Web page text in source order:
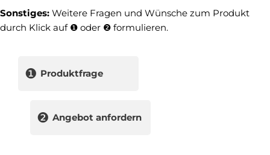
Sonstiges: Weitere Fragen und Wünsche zum Produkt
durch Klick auf ❶ oder ❷ formulieren.
❶ Produktfrage
❷ Angebot anfordern